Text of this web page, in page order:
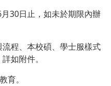
30日止，如未於期限內辦
程、本校碩、學士服樣式
如附件。
育。